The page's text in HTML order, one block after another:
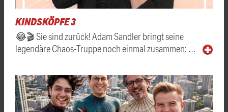
KINDSKÖPFE 3
😂🎬 Sie sind zurück! Adam Sandler bringt seine
legendäre Chaos-Truppe noch einmal zusammen: …